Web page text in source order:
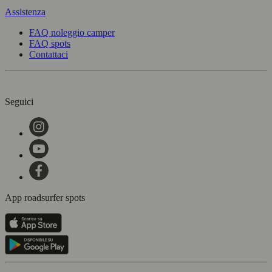
Assistenza
FAQ noleggio camper
FAQ spots
Contattaci
Seguici
App roadsurfer spots